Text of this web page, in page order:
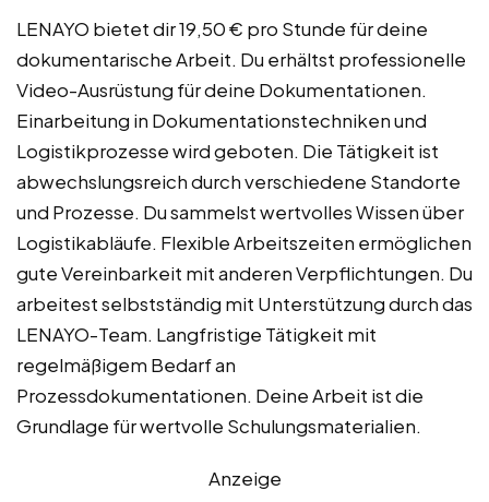
LENAYO bietet dir 19,50 € pro Stunde für deine
dokumentarische Arbeit. Du erhältst professionelle
Video-Ausrüstung für deine Dokumentationen.
Einarbeitung in Dokumentationstechniken und
Logistikprozesse wird geboten. Die Tätigkeit ist
abwechslungsreich durch verschiedene Standorte
und Prozesse. Du sammelst wertvolles Wissen über
Logistikabläufe. Flexible Arbeitszeiten ermöglichen
gute Vereinbarkeit mit anderen Verpflichtungen. Du
arbeitest selbstständig mit Unterstützung durch das
LENAYO-Team. Langfristige Tätigkeit mit
regelmäßigem Bedarf an
Prozessdokumentationen. Deine Arbeit ist die
Grundlage für wertvolle Schulungsmaterialien.
Anzeige